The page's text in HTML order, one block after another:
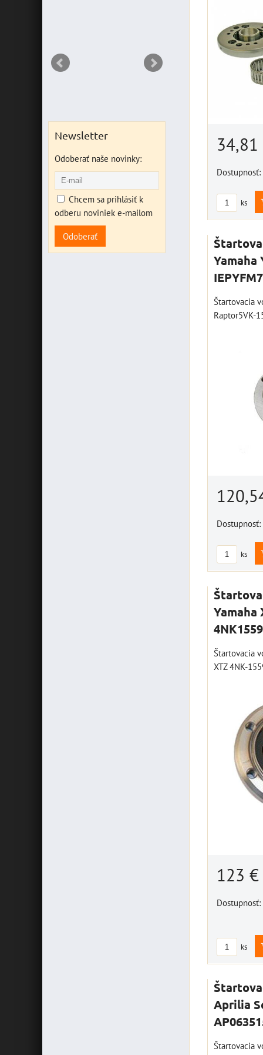
34,81
Dostupnosť:
ks
Yamaha
Štartovacia
Raptor5VK-
Dostupnosť:
ks
Yamaha
Štartovacia
XTZ 4NK-
123 €
Dostupnosť:
ks
Aprilia
Štartovacia
Newsletter
Odoberať naše novinky:
Chcem sa prihlásiť k
odberu noviniek e-mailom
Odoberať